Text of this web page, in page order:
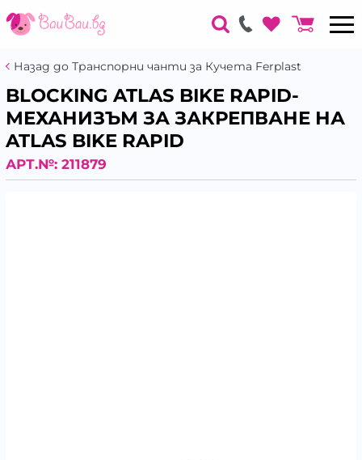
Назад до Транспорни чанти за Кучета Ferplast
BLOCKING ATLAS BIKE RAPID-
МЕХАНИЗЪМ ЗА ЗАКРЕПВАНЕ НА
ATLAS BIKE RAPID
АРТ.№: 211879